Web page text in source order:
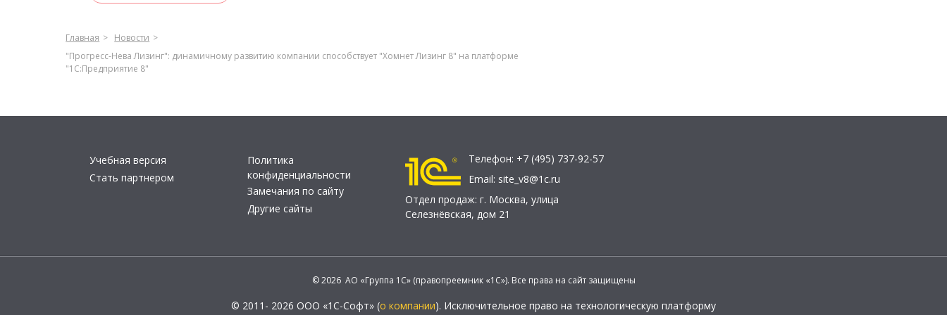
Главная
Новости
"Прогресс-Нева Лизинг": динамичному развитию компании способствует "Хомнет Лизинг 8" на платформе
"1С:Предприятие 8"
Учебная версия
Стать партнером
Политика
конфиденциальности
Замечания по сайту
Другие сайты
Телефон: +7 (495) 737-92-57
Email: site_v8@1c.ru
Отдел продаж: г. Москва, улица
Селезнёвская, дом 21
© 2026 АО «Группа 1С» (правопреемник «1С»). Все права на сайт защищены
© 2011- 2026 ООО «1С-Софт» (о компании). Исключительное право на технологическую платформу